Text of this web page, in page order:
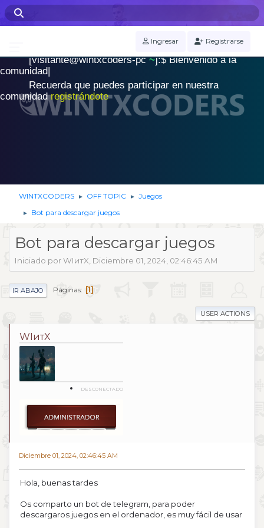
Ingresar Registrarse
WINTXCODERS Terminal
[visitante@wintxcoders-pc~]:$ .
Bienvenido a la
comunidad|
Recuerda que puedes participar en nuestra
comunidadregistrándote
WINTXCODERS ► OFF TOPIC ► Juegos
► Bot para descargar juegos
Bot para descargar juegos
Iniciado por WIитX, Diciembre 01, 2024, 02:46:45 AM
IR ABAJO Páginas 1
USER ACTIONS
WIитX
DESCONECTADO
Diciembre 01, 2024, 02:46:45 AM
Hola, buenas tardes
Os comparto un bot de telegram, para poder
descargaros juegos en el ordenador, es muy fácil de usar